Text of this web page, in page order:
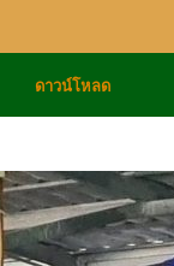
ดาวน์โหลด